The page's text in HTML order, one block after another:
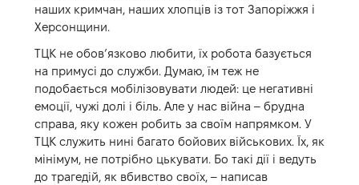
наших кримчан, наших хлопців із тот Запоріжжя і
Херсонщини.
ТЦК не обовʼязково любити, їх робота базується
на примусі до служби. Думаю, їм теж не
подобається мобілізовувати людей: це негативні
емоції, чужі долі і біль. Але у нас війна – брудна
справа, яку кожен робить за своїм напрямком. У
ТЦК служить нині багато бойових військових. Їх, як
мінімум, не потрібно цькувати. Бо такі дії і ведуть
до трагедій, як вбивство своїх, – написав